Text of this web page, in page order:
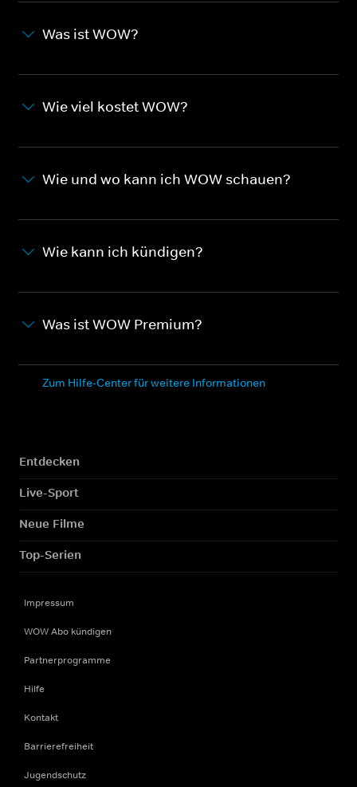
Was ist WOW?
Wie viel kostet WOW?
Wie und wo kann ich WOW schauen?
Wie kann ich kündigen?
Was ist WOW Premium?
Zum Hilfe-Center für weitere Informationen
Entdecken
Live-Sport
Neue Filme
Top-Serien
Impressum
WOW Abo kündigen
Partnerprogramme
Hilfe
Kontakt
Barrierefreiheit
Jugendschutz